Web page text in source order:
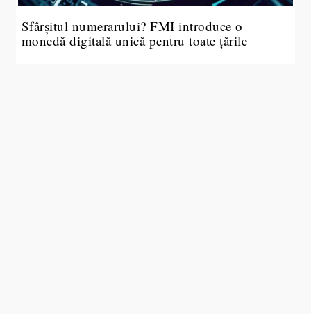
Sfârșitul numerarului? FMI introduce o
monedă digitală unică pentru toate țările